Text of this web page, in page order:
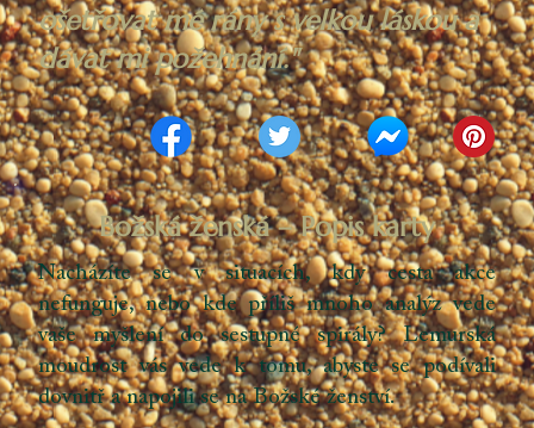
Božská ženská – Popis karty
Nacházíte se v situacích, kdy cesta akce
nefunguje, nebo kde příliš mnoho analýz vede
vaše myšlení do sestupné spirály? Lemurská
moudrost vás vede k tomu, abyste se podívali
dovnitř a napojili se na Božské ženství.
ošetřovat mé rány s velkou láskou a
dávat mi požehnání."